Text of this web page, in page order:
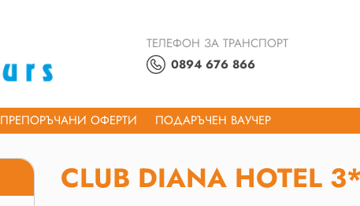
ТЕЛЕФОН ЗА ТРАНСПОРТ
0894 676 866
ПРЕПОРЪЧАНИ ОФЕРТИ ПОДАРЪЧЕН ВАУЧЕР
CLUB DIANA HOTEL